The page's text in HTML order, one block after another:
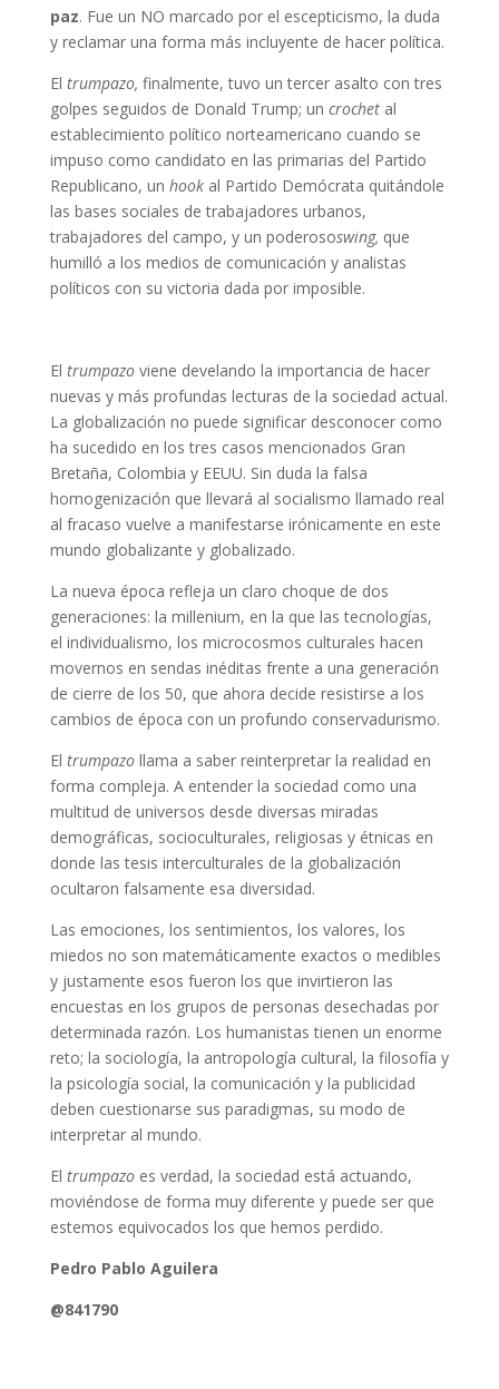
paz. Fue un NO marcado por el escepticismo, la duda
y reclamar una forma más incluyente de hacer política.
El trumpazo, finalmente, tuvo un tercer asalto con tres
golpes seguidos de Donald Trump; un crochetal
establecimiento político norteamericano cuando se
impuso como candidato en las primarias del Partido
Republicano, un hookal Partido Demócrata quitándole
las bases sociales de trabajadores urbanos,
trabajadores del campo, y un poderososwing, que
humilló a los medios de comunicación y analistas
políticos con su victoria dada por imposible.
El trumpazo viene develando la importancia de hacer
nuevas y más profundas lecturas de la sociedad actual.
La globalización no puede significar desconocer como
ha sucedido en los tres casos mencionados Gran
Bretaña, Colombia y EEUU. Sin duda la falsa
homogenización que llevará al socialismo llamado real
al fracaso vuelve a manifestarse irónicamente en este
mundo globalizante y globalizado.
La nueva época refleja un claro choque de dos
generaciones: la millenium, en la que las tecnologías,
el individualismo, los microcosmos culturales hacen
movernos en sendas inéditas frente a una generación
de cierre de los 50, que ahora decide resistirse a los
cambios de época con un profundo conservadurismo.
El trumpazollama a saber reinterpretar la realidad en
forma compleja. A entender la sociedad como una
multitud de universos desde diversas miradas
demográficas, socioculturales, religiosas y étnicas en
donde las tesis interculturales de la globalización
ocultaron falsamente esa diversidad.
Las emociones, los sentimientos, los valores, los
miedos no son matemáticamente exactos o medibles
y justamente esos fueron los que invirtieron las
encuestas en los grupos de personas desechadas por
determinada razón. Los humanistas tienen un enorme
reto; la sociología, la antropología cultural, la filosofía y
la psicología social, la comunicación y la publicidad
deben cuestionarse sus paradigmas, su modo de
interpretar al mundo.
El trumpazoes verdad, la sociedad está actuando,
moviéndose de forma muy diferente y puede ser que
estemos equivocados los que hemos perdido.
Pedro Pablo Aguilera
@841790